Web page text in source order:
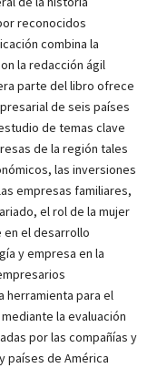
reconocidos
combina la
la redacción ágil
parte del libro ofrece
de seis países
de temas clave
de la región tales
las inversiones
empresas familiares,
el rol de la mujer
el desarrollo
y empresa en la
herramienta para el
la evaluación
por las compañías y
países de América